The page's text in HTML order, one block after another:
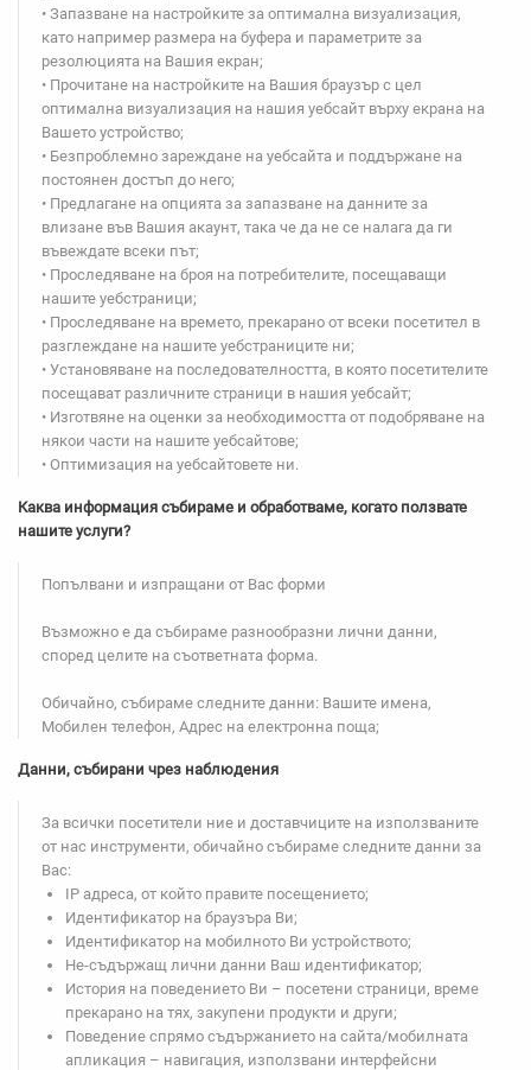
• Запазване на настройките за оптимална визуализация,
като например размера на буфера и параметрите за
резолюцията на Вашия екран;
• Прочитане на настройките на Вашия браузър с цел
оптимална визуализация на нашия уебсайт върху екрана на
Вашето устройство;
• Безпроблемно зареждане на уебсайта и поддържане на
постоянен достъп до него;
• Предлагане на опцията за запазване на данните за
влизане във Вашия акаунт, така че да не се налага да ги
въвеждате всеки път;
• Проследяване на броя на потребителите, посещаващи
нашите уебстраници;
• Проследяване на времето, прекарано от всеки посетител в
разглеждане на нашите уебстраниците ни;
• Установяване на последователността, в която посетителите
посещават различните страници в нашия уебсайт;
• Изготвяне на оценки за необходимостта от подобряване на
някои части на нашите уебсайтове;
• Оптимизация на уебсайтовете ни.
Каква информация събираме и обработваме, когато ползвате
нашите услуги?
Попълвани и изпращани от Вас форми
Възможно е да събираме разнообразни лични данни,
според целите на съответната форма.
Обичайно, събираме следните данни: Вашите имена,
Мобилен телефон, Адрес на електронна поща;
Данни, събирани чрез наблюдения
За всички посетители ние и доставчиците на използваните
от нас инструменти, обичайно събираме следните данни за
Вас:
IP адреса, от който правите посещението;
Идентификатор на браузъра Ви;
Идентификатор на мобилното Ви устройството;
Не-съдържащ лични данни Ваш идентификатор;
История на поведението Ви – посетени страници, време
прекарано на тях, закупени продукти и други;
Поведение спрямо съдържанието на сайта/мобилната
апликация – навигация, използвани интерфейсни